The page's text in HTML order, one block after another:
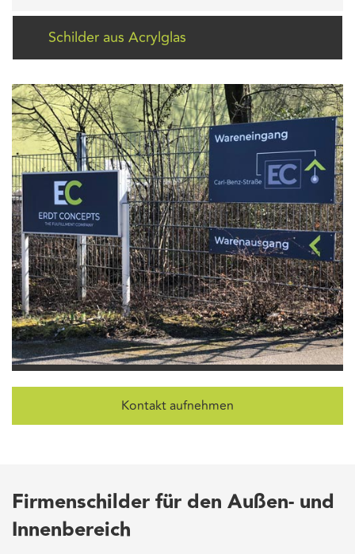
Schilder aus Acrylglas
Kontakt aufnehmen
Firmenschilder für den Außen- und
Innenbereich